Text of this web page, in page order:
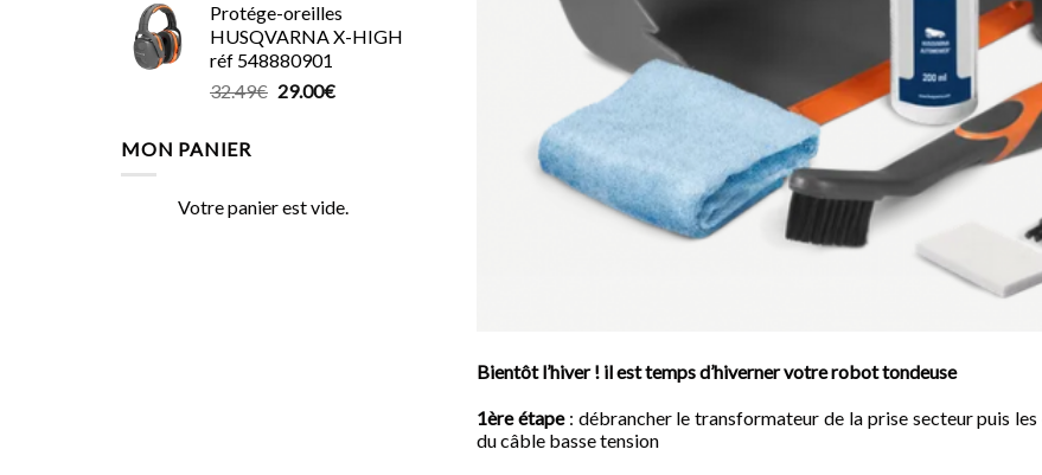
initial
était :
999.00€.
est :
Protége-oreilles
HUSQVARNA X-HIGH
réf 548880901
32.49€ Le
29.00€Le
MON PANIER
Votre panier est vide.
Bientôt l’hiver ! il est temps d’hiverner votre robot tondeuse
1ère étape: débrancher le transformateur de la prise secteur puis
du câble basse tension